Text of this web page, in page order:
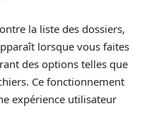
la liste des dossiers,
lorsque vous faites
des options telles que
Ce fonctionnement
expérience utilisateur